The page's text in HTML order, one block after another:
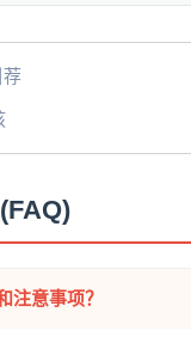
荐
注意事项？